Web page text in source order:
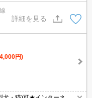
便利な立地です♪
詳細を見る
円)